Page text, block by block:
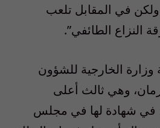
في المقابل تلعب
النزاع الطائفي”.
وزارة الخارجية للشؤون
وهي ثالث أعلى
في شهادة لها في مجلس